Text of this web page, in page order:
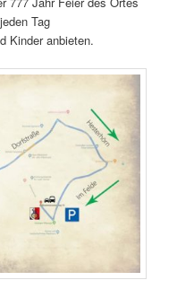
Tag
Kinder anbieten.